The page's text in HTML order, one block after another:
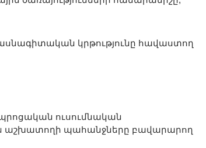
կրթությունը հավաստող
ուսումնական
աշխատողի պահանջները բավարարող